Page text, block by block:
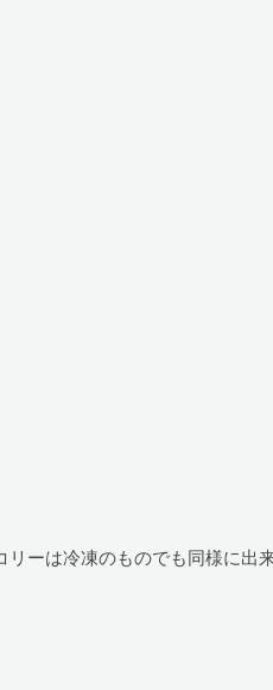
ーは冷凍のものでも同様に出